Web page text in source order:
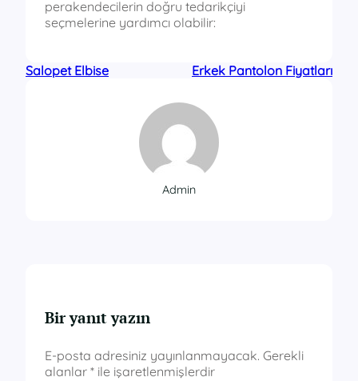
perakendecilerin doğru tedarikçiyi
seçmelerine yardımcı olabilir:
Salopet Elbise Erkek Pantolon Fiyatları
Admin
Bir yanıt yazın
E-posta adresiniz yayınlanmayacak. Gerekli
alanlar * ile işaretlenmişlerdir